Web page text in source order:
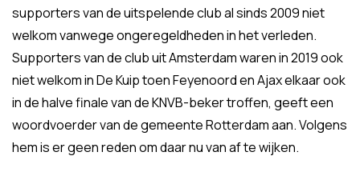
supporters van de uitspelende club al sinds 2009 niet
welkom vanwege ongeregeldheden in het verleden.
Supporters van de club uit Amsterdam waren in 2019 ook
niet welkom in De Kuip toen Feyenoord en Ajax elkaar ook
in de halve finale van de KNVB-beker troffen, geeft een
woordvoerder van de gemeente Rotterdam aan. Volgens
hem is er geen reden om daar nu van af te wijken.